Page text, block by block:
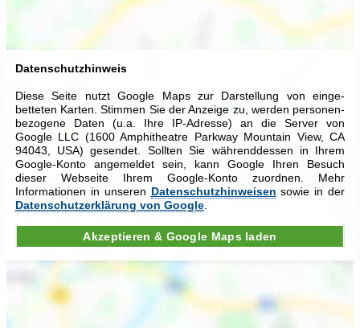
Datenschutzhinweis
Diese Seite nutzt Google Maps zur Dar­stellung von ein­ge­
betteten Karten. Stimmen Sie der An­zeige zu, werden per­sonen­
be­zogene Daten (u.a. Ihre IP-Adresse) an die Server von
Google LLC (1600 Amphi­theatre Park­way Mount­ain View, CA
94043, USA) gesendet. Sollten Sie während­dessen in Ihrem
Google-Konto angemeldet sein, kann Google Ihren Besuch
dieser Webseite Ihrem Google-Konto zuordnen. Mehr
Informationen in unseren Daten­schutz­hinweisen sowie in der
Daten­schutz­erklärung von Google.
Akzeptieren & Google Maps laden